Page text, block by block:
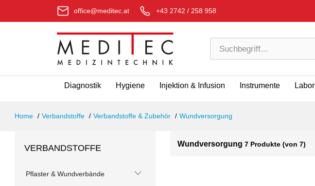
office@meditec.at +43 2742 / 258 958
Diagnostik Hygiene Injektion & Infusion Instrumente Labor
Home Verbandstoffe Verbandstoffe & Zubehör Wundversorgung
VERBANDSTOFFE
Pflaster & Wundverbände
Wundversorgung 7 Produkte (von 7)